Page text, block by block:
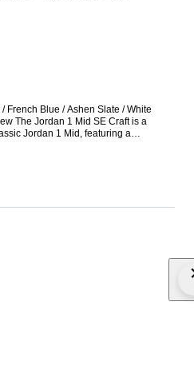
French Blue / Ashen Slate / White
is a
Jordan 1 Mid, featuring a
look. Perfect for collectors and
wearable Jordan 1. Details: